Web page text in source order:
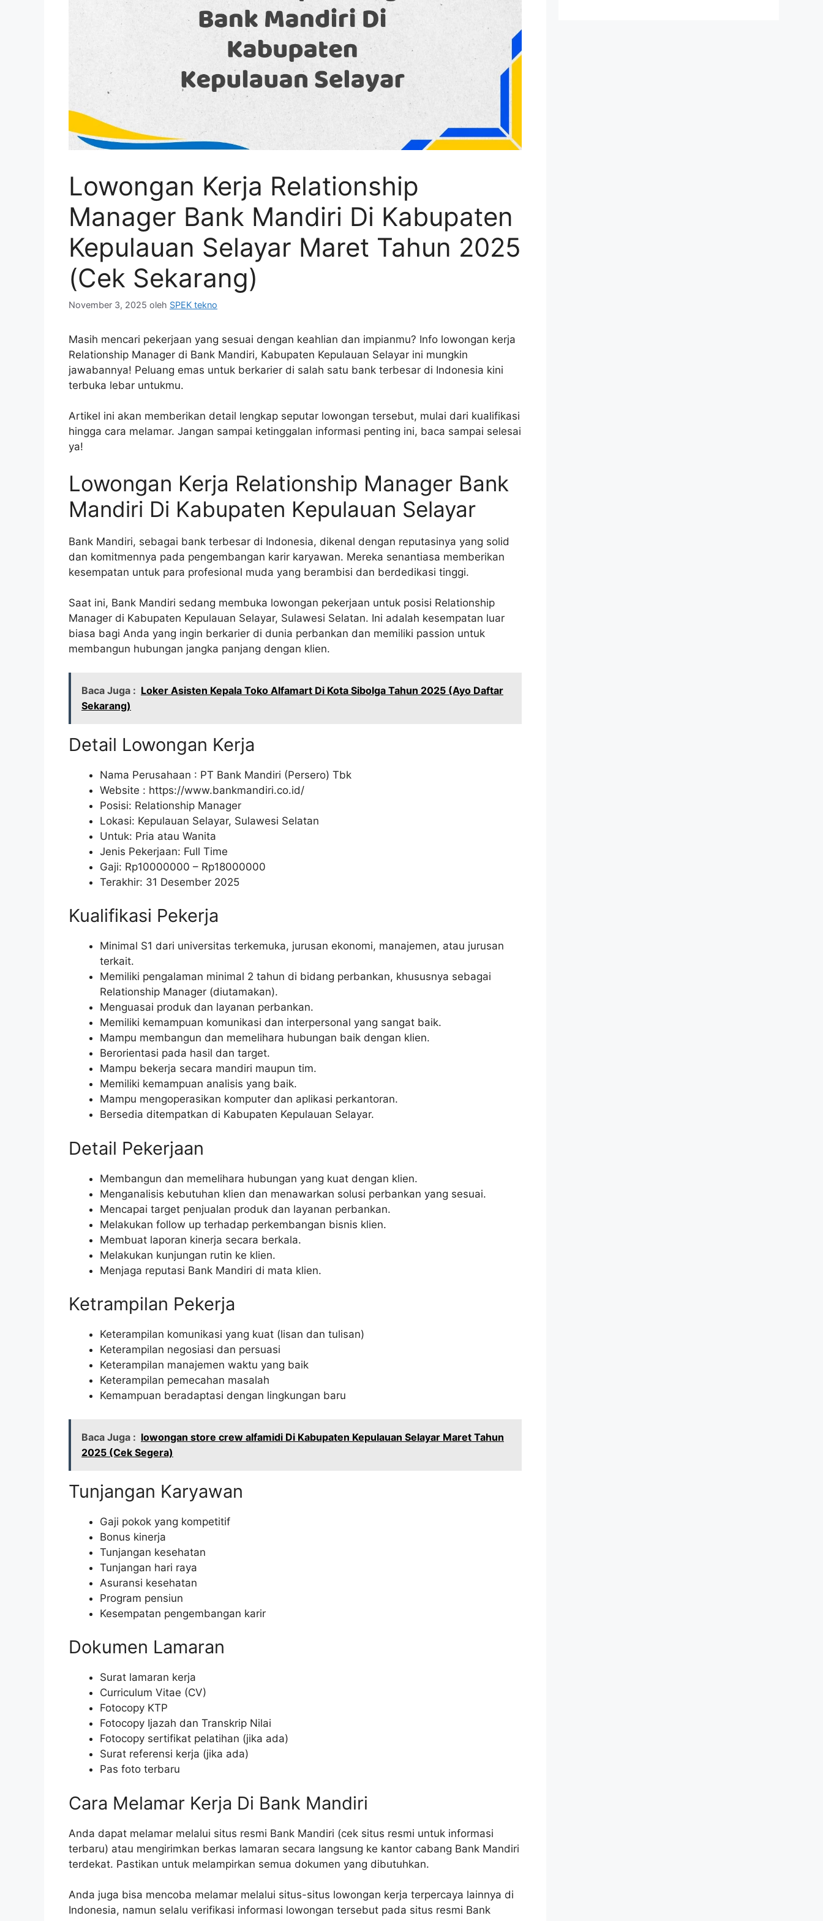
Lowongan Kerja Relationship
Manager Bank Mandiri Di Kabupaten
Kepulauan Selayar Maret Tahun 2025
(Cek Sekarang)
November 3, 2025 oleh SPEK tekno
Masih mencari pekerjaan yang sesuai dengan keahlian dan impianmu? Info lowongan kerja
Relationship Manager di Bank Mandiri, Kabupaten Kepulauan Selayar ini mungkin
jawabannya! Peluang emas untuk berkarier di salah satu bank terbesar di Indonesia kini
terbuka lebar untukmu.
Artikel ini akan memberikan detail lengkap seputar lowongan tersebut, mulai dari kualifikasi
hingga cara melamar. Jangan sampai ketinggalan informasi penting ini, baca sampai selesai
ya!
Lowongan Kerja Relationship Manager Bank
Mandiri Di Kabupaten Kepulauan Selayar
Bank Mandiri, sebagai bank terbesar di Indonesia, dikenal dengan reputasinya yang solid
dan komitmennya pada pengembangan karir karyawan. Mereka senantiasa memberikan
kesempatan untuk para profesional muda yang berambisi dan berdedikasi tinggi.
Saat ini, Bank Mandiri sedang membuka lowongan pekerjaan untuk posisi Relationship
Manager di Kabupaten Kepulauan Selayar, Sulawesi Selatan. Ini adalah kesempatan luar
biasa bagi Anda yang ingin berkarier di dunia perbankan dan memiliki passion untuk
membangun hubungan jangka panjang dengan klien.
Baca Juga : Loker Asisten Kepala Toko Alfamart Di Kota Sibolga Tahun 2025 (Ayo Daftar
Sekarang)
Detail Lowongan Kerja
Nama Perusahaan : PT Bank Mandiri (Persero) Tbk
Website : https://www.bankmandiri.co.id/
Posisi: Relationship Manager
Lokasi: Kepulauan Selayar, Sulawesi Selatan
Untuk: Pria atau Wanita
Jenis Pekerjaan: Full Time
Gaji: Rp10000000 – Rp18000000
Terakhir: 31 Desember 2025
Kualifikasi Pekerja
Minimal S1 dari universitas terkemuka, jurusan ekonomi, manajemen, atau jurusan
terkait.
Memiliki pengalaman minimal 2 tahun di bidang perbankan, khususnya sebagai
Relationship Manager (diutamakan).
Menguasai produk dan layanan perbankan.
Memiliki kemampuan komunikasi dan interpersonal yang sangat baik.
Mampu membangun dan memelihara hubungan baik dengan klien.
Berorientasi pada hasil dan target.
Mampu bekerja secara mandiri maupun tim.
Memiliki kemampuan analisis yang baik.
Mampu mengoperasikan komputer dan aplikasi perkantoran.
Bersedia ditempatkan di Kabupaten Kepulauan Selayar.
Detail Pekerjaan
Membangun dan memelihara hubungan yang kuat dengan klien.
Menganalisis kebutuhan klien dan menawarkan solusi perbankan yang sesuai.
Mencapai target penjualan produk dan layanan perbankan.
Melakukan follow up terhadap perkembangan bisnis klien.
Membuat laporan kinerja secara berkala.
Melakukan kunjungan rutin ke klien.
Menjaga reputasi Bank Mandiri di mata klien.
Ketrampilan Pekerja
Keterampilan komunikasi yang kuat (lisan dan tulisan)
Keterampilan negosiasi dan persuasi
Keterampilan manajemen waktu yang baik
Keterampilan pemecahan masalah
Kemampuan beradaptasi dengan lingkungan baru
Baca Juga : lowongan store crew alfamidi Di Kabupaten Kepulauan Selayar Maret Tahun
2025 (Cek Segera)
Tunjangan Karyawan
Gaji pokok yang kompetitif
Bonus kinerja
Tunjangan kesehatan
Tunjangan hari raya
Asuransi kesehatan
Program pensiun
Kesempatan pengembangan karir
Dokumen Lamaran
Surat lamaran kerja
Curriculum Vitae (CV)
Fotocopy KTP
Fotocopy Ijazah dan Transkrip Nilai
Fotocopy sertifikat pelatihan (jika ada)
Surat referensi kerja (jika ada)
Pas foto terbaru
Cara Melamar Kerja Di Bank Mandiri
Anda dapat melamar melalui situs resmi Bank Mandiri (cek situs resmi untuk informasi
terbaru) atau mengirimkan berkas lamaran secara langsung ke kantor cabang Bank Mandiri
terdekat. Pastikan untuk melampirkan semua dokumen yang dibutuhkan.
Anda juga bisa mencoba melamar melalui situs-situs lowongan kerja terpercaya lainnya di
Indonesia, namun selalu verifikasi informasi lowongan tersebut pada situs resmi Bank